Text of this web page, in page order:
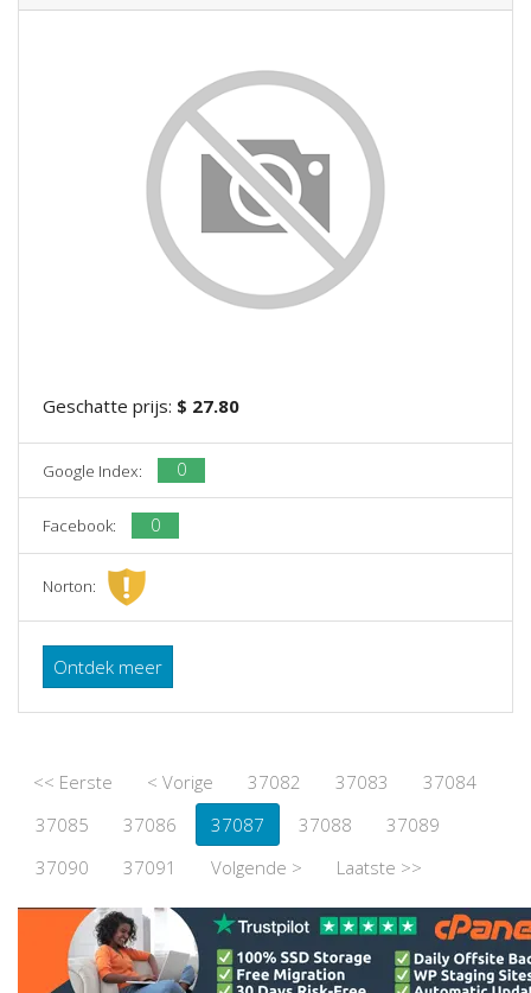
Geschatte prijs: $ 27.80
Google Index: 0
Facebook: 0
Norton:
Ontdek meer
<< Eerste < Vorige 37082 37083
37084
37085
37086 37087 37088
37089
37090
37091 Volgende > Laatste >>